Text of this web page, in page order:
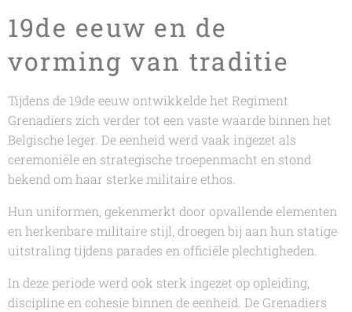
19de eeuw en de
vorming van traditie
Tijdens de 19de eeuw ontwikkelde het Regiment
Grenadiers zich verder tot een vaste waarde binnen het
Belgische leger. De eenheid werd vaak ingezet als
ceremoniële en strategische troepenmacht en stond
bekend om haar sterke militaire ethos.
Hun uniformen, gekenmerkt door opvallende elementen
en herkenbare militaire stijl, droegen bij aan hun statige
uitstraling tijdens parades en officiële plechtigheden.
In deze periode werd ook sterk ingezet op opleiding,
discipline en cohesie binnen de eenheid. De Grenadiers